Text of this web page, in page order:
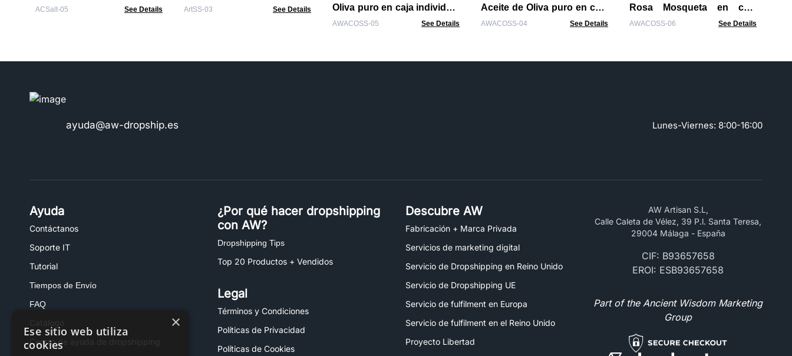
ACSalt-05 See Details
Seco
ArtSS-03 See Details
Oliva puro en caja individual
- 100g
AWACOSS-05 See Details
Aceite de Oliva puro en caja
individual - 100g
AWACOSS-04 See Details
Rosa Mosqueta en caja
individual - 100g
AWACOSS-06 See Details
ayuda@aw-dropship.es Lunes-Viernes: 8:00-16:00
Ayuda
Contáctanos
Soporte IT
Tutorial
Tiempos de Envío
FAQ
Centro de ayuda de dropshipping
¿Por qué hacer dropshipping
con AW?
Dropshipping Tips
Top 20 Productos + Vendidos
Legal
Términos y Condiciones
Políticas de Privacidad
Políticas de Cookies
Descubre AW
Fabricación + Marca Privada
Servicios de marketing digital
Servicio de Dropshipping en Reino Unido
Servicio de Dropshipping UE
Servicio de fulfilment en Europa
Servicio de fulfilment en el Reino Unido
Proyecto Libertad
AW Artisan S.L,
Calle Caleta de Vélez, 39 P.l. Santa Teresa,
29004 Málaga - España
CIF: B93657658
EROI: ESB93657658
Part of the Ancient Wisdom Marketing
Group
×
Ese sitio web utiliza
cookies